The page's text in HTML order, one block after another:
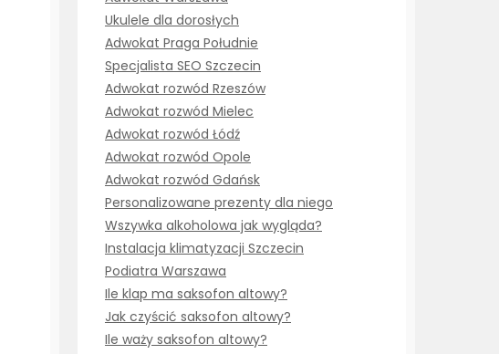
Ukulele dla dorosłych
Adwokat Praga Południe
Specjalista SEO Szczecin
Adwokat rozwód Rzeszów
Adwokat rozwód Mielec
Adwokat rozwód Łódź
Adwokat rozwód Opole
Adwokat rozwód Gdańsk
Personalizowane prezenty dla niego
Wszywka alkoholowa jak wygląda?
Instalacja klimatyzacji Szczecin
Podiatra Warszawa
Ile klap ma saksofon altowy?
Jak czyścić saksofon altowy?
Ile waży saksofon altowy?